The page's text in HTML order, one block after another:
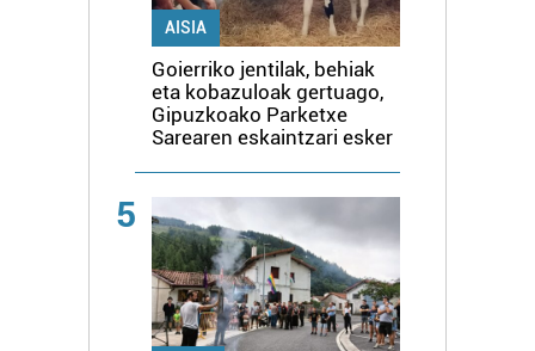
AISIA
Goierriko jentilak, behiak
eta kobazuloak gertuago,
Gipuzkoako Parketxe
Sarearen eskaintzari esker
5